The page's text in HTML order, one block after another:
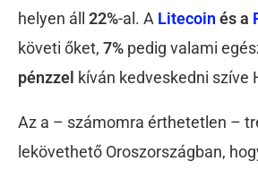
helyen áll 22%-al. A Litecoin és a
követi őket, 7% pedig valami
pénzzel kíván kedveskedni szíve
Az a – számomra érthetetlen –
lekövethető Oroszországban,